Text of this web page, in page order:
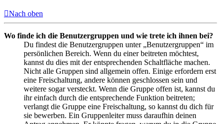
Nach oben
Wo finde ich die Benutzergruppen und wie trete ich ihnen bei?
Du findest die Benutzergruppen unter „Benutzergruppen“ im
persönlichen Bereich. Wenn du einer beitreten möchtest,
kannst du dies mit der entsprechenden Schaltfläche machen.
Nicht alle Gruppen sind allgemein offen. Einige erfordern erst
eine Freischaltung, andere können geschlossen sein und
weitere sogar versteckt. Wenn die Gruppe offen ist, kannst du
ihr einfach durch die entsprechende Funktion beitreten;
verlangt die Gruppe eine Freischaltung, so kannst du dich für
sie bewerben. Ein Gruppenleiter muss daraufhin deinen